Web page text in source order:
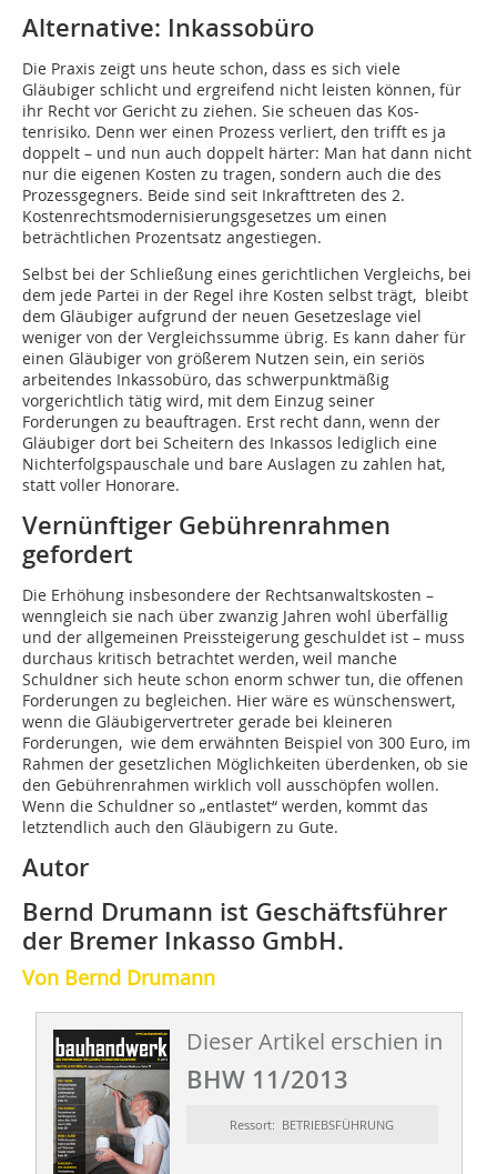
Alternative: Inkassobüro
Die Praxis zeigt uns heute schon, dass es sich viele
Gläubiger schlicht und ergreifend nicht leisten können, für
ihr Recht vor Gericht zu ziehen. Sie scheuen das Kos-
tenrisiko. Denn wer einen Prozess verliert, den trifft es ja
doppelt – und nun auch doppelt härter: Man hat dann nicht
nur die eigenen Kosten zu tragen, sondern auch die des
Prozessgegners. Beide sind seit Inkrafttreten des 2.
Kostenrechtsmodernisierungsgesetzes um einen
beträchtlichen Prozentsatz angestiegen.
Selbst bei der Schließung eines gerichtlichen Vergleichs, bei
dem jede Partei in der Regel ihre Kosten selbst trägt, bleibt
dem Gläubiger aufgrund der neuen Gesetzeslage viel
weniger von der Vergleichssumme übrig. Es kann daher für
einen Gläubiger von größerem Nutzen sein, ein seriös
arbeitendes Inkassobüro, das schwerpunktmäßig
vorgerichtlich tätig wird, mit dem Einzug seiner
Forderungen zu beauftragen. Erst recht dann, wenn der
Gläubiger dort bei Scheitern des Inkassos lediglich eine
Nichterfolgspauschale und bare Auslagen zu zahlen hat,
statt voller Honorare.
Vernünftiger Gebührenrahmen
gefordert
Die Erhöhung insbesondere der Rechtsanwaltskosten –
wenngleich sie nach über zwanzig Jahren wohl überfällig
und der allgemeinen Preissteigerung geschuldet ist – muss
durchaus kritisch betrachtet werden, weil manche
Schuldner sich heute schon enorm schwer tun, die offenen
Forderungen zu begleichen. Hier wäre es wünschenswert,
wenn die Gläubigervertreter gerade bei kleineren
Forderungen, wie dem erwähnten Beispiel von 300 Euro, im
Rahmen der gesetzlichen Möglichkeiten überdenken, ob sie
den Gebührenrahmen wirklich voll ausschöpfen wollen.
Wenn die Schuldner so „entlastet“ werden, kommt das
letztendlich auch den Gläubigern zu Gute.
Autor
Bernd Drumann ist Geschäftsführer
der Bremer Inkasso GmbH.
Von Bernd Drumann
Dieser Artikel erschien in
BHW 11/2013
Ressort: BETRIEBSFÜHRUNG